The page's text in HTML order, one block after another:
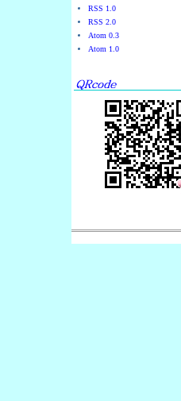
RSS 1.0
RSS 2.0
Atom 0.3
Atom 1.0